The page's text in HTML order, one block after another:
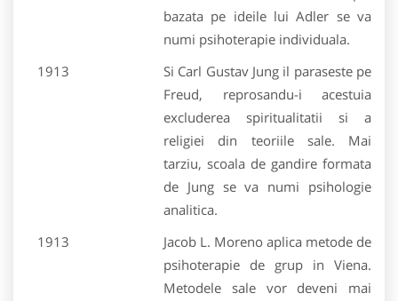
bazata pe ideile lui Adler se va
numi psihoterapie individuala.
1913
Si Carl Gustav Jung il paraseste pe
Freud, reprosandu-i acestuia
excluderea spiritualitatii si a
religiei din teoriile sale. Mai
tarziu, scoala de gandire formata
de Jung se va numi psihologie
analitica.
1913
Jacob L. Moreno aplica metode de
psihoterapie de grup in Viena.
Metodele sale vor deveni mai